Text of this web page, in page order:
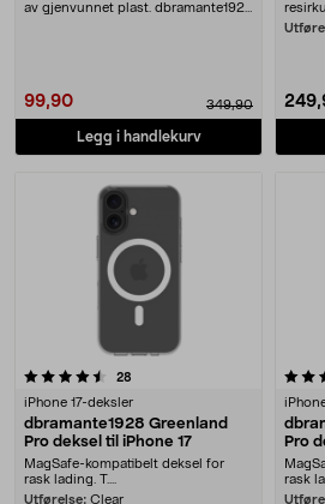
av gjenvunnet plast. dbramante1928
99,90 349,90
Legg i handlekurv
28
iPhone 17-deksler
dbramante1928 Greenland
Pro deksel til iPhone 17
MagSafe-kompatibelt deksel for
rask lading. T....
Utførelse: Clear
4.5 av 5 stjerner
Pro
rask